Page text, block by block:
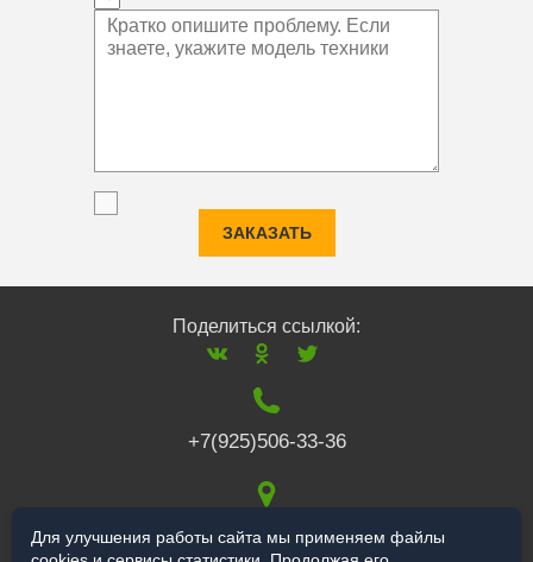
ЗАКАЗАТЬ
Поделиться ссылкой:
+7(925)506-33-36
117519,г. Москва,
Для улучшения работы сайта мы применяем файлы